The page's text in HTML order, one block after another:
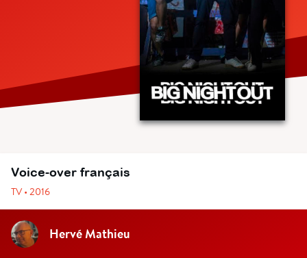
Voice-over français
TV • 2016
Hervé Mathieu